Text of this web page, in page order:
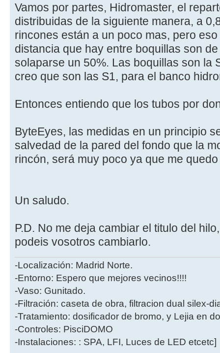
Vamos por partes, Hidromaster, el
distribuidas de la siguiente manera, a
rincones están a un poco mas, pero
distancia que hay entre boquillas son
solaparse un 50%. Las boquillas son la
creo que son las S1, para el banco
Entonces entiendo que los tubos por
ByteEyes, las medidas en un principio
salvedad de la pared del fondo que la
rincón, será muy poco ya que me
Un saludo.
P.D. No me deja cambiar el titulo del
podeis vosotros cambiarlo.
-Localización: Madrid Norte.
-Entorno: Espero que mejores vecinos!!!!
-Vaso: Gunitado.
-Filtración: caseta de obra, filtracion dual silex-
-Tratamiento: dosificador de bromo, y Lejia en
-Controles: PisciDOMO
-Instalaciones: : SPA, LFI, Luces de LED etcetc]